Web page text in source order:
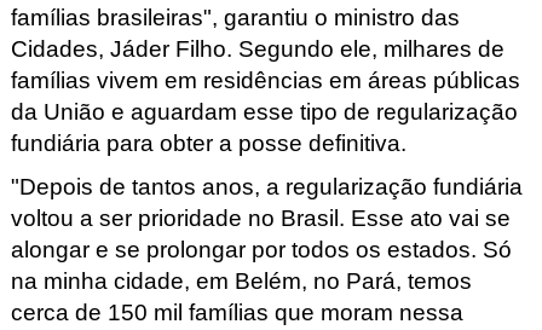
famílias brasileiras", garantiu o ministro das
Cidades, Jáder Filho. Segundo ele, milhares de
famílias vivem em residências em áreas públicas
da União e aguardam esse tipo de regularização
fundiária para obter a posse definitiva.
"Depois de tantos anos, a regularização fundiária
voltou a ser prioridade no Brasil. Esse ato vai se
alongar e se prolongar por todos os estados. Só
na minha cidade, em Belém, no Pará, temos
cerca de 150 mil famílias que moram nessa